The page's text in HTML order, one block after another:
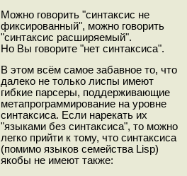
Можно говорить "синтаксис не
фиксированный", можно говорить
"синтаксис расширяемый".
Но Вы говорите "нет синтаксиса".
В этом всём самое забавное то, что
далеко не только лиспы имеют
гибкие парсеры, поддерживающие
метапрограммирование на уровне
синтаксиса. Если нарекать их
"языками без синтаксиса", то можно
легко прийти к тому, что синтаксиса
(помимо языков семейства Lisp)
якобы не имеют также: